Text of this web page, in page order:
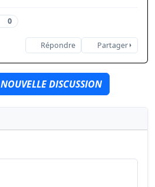
0
Répondre Partager
NOUVELLE DISCUSSION